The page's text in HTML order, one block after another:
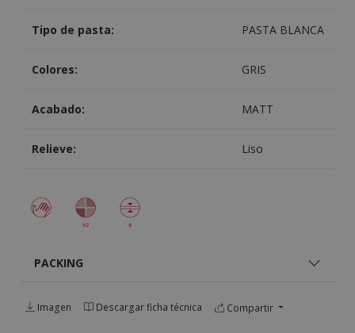
Tipo de pasta: PASTA BLANCA
Colores: GRIS
Acabado: MATT
Relieve: Liso
PACKING
Imagen Descargar ficha técnica Compartir